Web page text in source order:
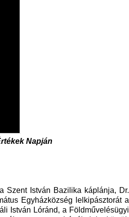
Napján
Szent István Bazilika káplánja, Dr.
Egyházközség lelkipásztorát a
István Lóránd, a Földművelésügyi